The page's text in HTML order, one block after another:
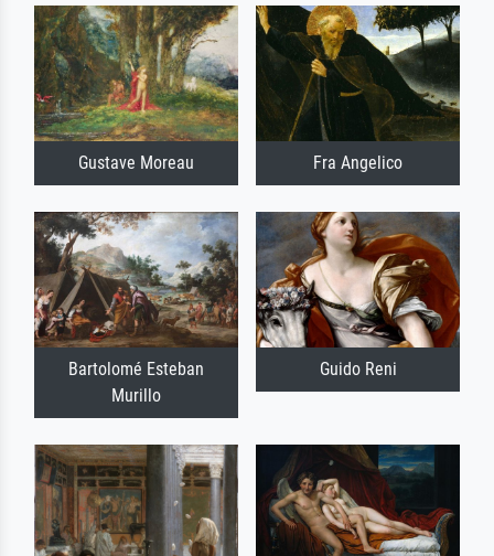
Gustave Moreau Fra Angelico
Bartolomé Esteban
Murillo
Guido Reni